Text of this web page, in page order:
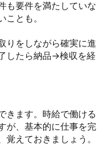
も要件を満たしていな
とも。
りをしながら確実に進
したら納品→検収を経
きます。時給で働ける
が、基本的に仕事を完
えておきましょう。